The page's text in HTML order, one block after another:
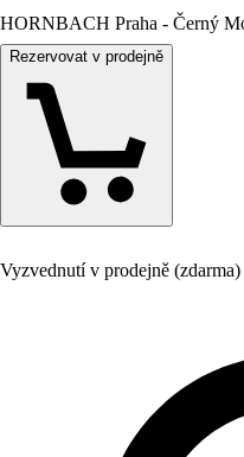
HORNBACH Praha - Černý
Rezervovat v prodejně
Vyzvednutí v prodejně (zdarma)